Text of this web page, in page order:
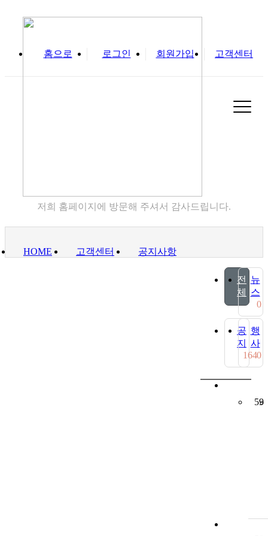
홈으로 로그인 회원가입 고객센터
저희 홈페이지에 방문해 주셔서 감사드립니다.
HOME 고객센터 공지사항
전
체
뉴
스
0
공
지
164
행
사
0
59